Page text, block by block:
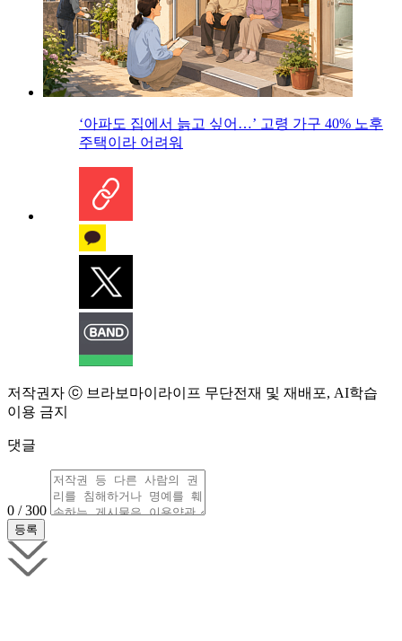
‘아파도 집에서 늙고 싶어…’ 고령 가구 40% 노후
주택이라 어려워
저작권자 ⓒ 브라보마이라이프 무단전재 및 재배포, AI학습
이용 금지
댓글
0 / 300